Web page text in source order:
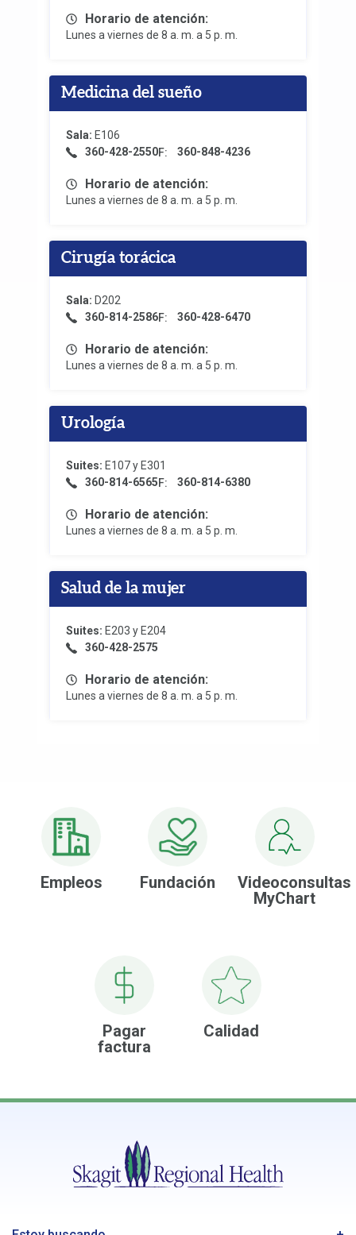
Horario de atención:
Lunes a viernes de 8 a. m. a 5 p. m.
Medicina del sueño
Sala: E106
360-428-2550F: 360-848-4236
Horario de atención:
Lunes a viernes de 8 a. m. a 5 p. m.
Cirugía torácica
Sala: D202
360-814-2586F: 360-428-6470
Horario de atención:
Lunes a viernes de 8 a. m. a 5 p. m.
Urología
Suites: E107 y E301
360-814-6565F: 360-814-6380
Horario de atención:
Lunes a viernes de 8 a. m. a 5 p. m.
Salud de la mujer
Suites: E203 y E204
360-428-2575
Horario de atención:
Lunes a viernes de 8 a. m. a 5 p. m.
Empleos Fundación
Videoconsultas
MyChart
Pagar
factura
Calidad